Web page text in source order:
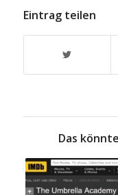
Eintrag teilen
Das